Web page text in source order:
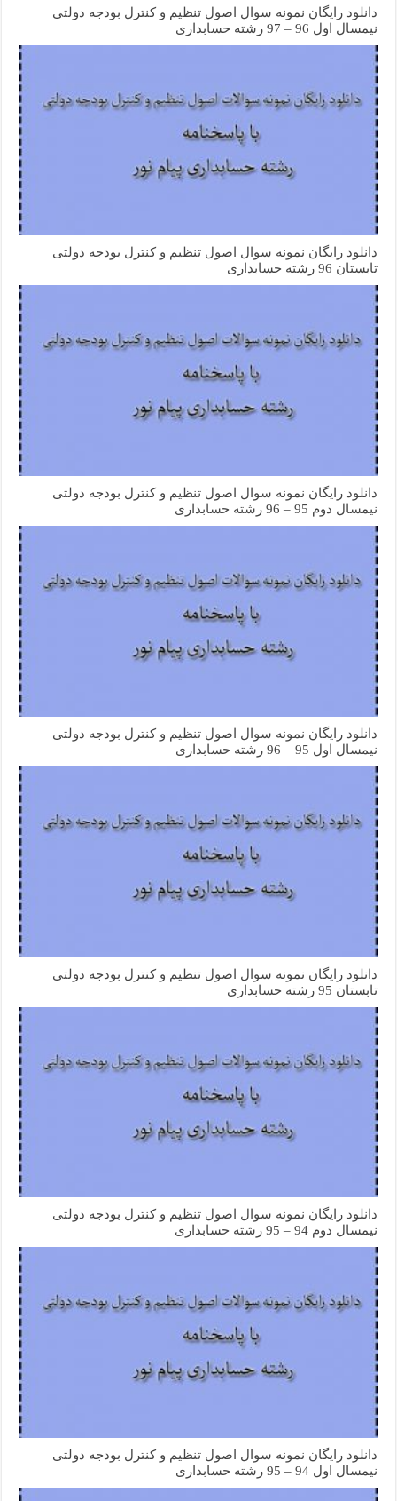
دانلود رایگان نمونه سوال اصول تنظیم و کنترل بودجه دولتی
نیمسال اول 96 – 97 رشته حسابداری
دانلود رایگان نمونه سوال اصول تنظیم و کنترل بودجه دولتی
تابستان 96 رشته حسابداری
دانلود رایگان نمونه سوال اصول تنظیم و کنترل بودجه دولتی
نیمسال دوم 95 – 96 رشته حسابداری
دانلود رایگان نمونه سوال اصول تنظیم و کنترل بودجه دولتی
نیمسال اول 95 – 96 رشته حسابداری
دانلود رایگان نمونه سوال اصول تنظیم و کنترل بودجه دولتی
تابستان 95 رشته حسابداری
دانلود رایگان نمونه سوال اصول تنظیم و کنترل بودجه دولتی
نیمسال دوم 94 – 95 رشته حسابداری
دانلود رایگان نمونه سوال اصول تنظیم و کنترل بودجه دولتی
نیمسال اول 94 – 95 رشته حسابداری